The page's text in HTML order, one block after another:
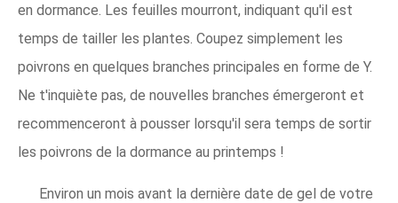
en dormance. Les feuilles mourront, indiquant qu'il est
temps de tailler les plantes. Coupez simplement les
poivrons en quelques branches principales en forme de Y.
Ne t'inquiète pas, de nouvelles branches émergeront et
recommenceront à pousser lorsqu'il sera temps de sortir
les poivrons de la dormance au printemps !
Environ un mois avant la dernière date de gel de votre